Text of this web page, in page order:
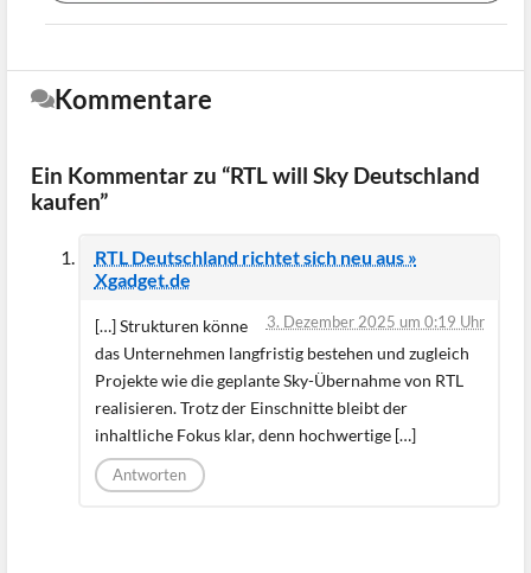
Kommentare
Ein Kommentar zu “RTL will Sky Deutschland
kaufen”
RTL Deutschland richtet sich neu aus »
Xgadget.de
3. Dezember 2025 um 0:19 Uhr
[…] Strukturen könne
das Unternehmen langfristig bestehen und zugleich
Projekte wie die geplante Sky-Übernahme von RTL
realisieren. Trotz der Einschnitte bleibt der
inhaltliche Fokus klar, denn hochwertige […]
Antworten